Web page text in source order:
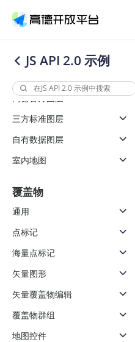
产品介绍
高德开放平台产品介绍
解决方案
提供各行业LBS解决方案
文档与支持
高德开放平台开发文档与
服务支持
查看全部文档
定价
开放平台产品定价
JS API 2.0 示例
其他事件
图层
高德官方图层
三方标准图层
自有数据图层
室内地图
覆盖物
通用
点标记
海量点标记
矢量图形
矢量覆盖物编辑
覆盖物群组
地图控件